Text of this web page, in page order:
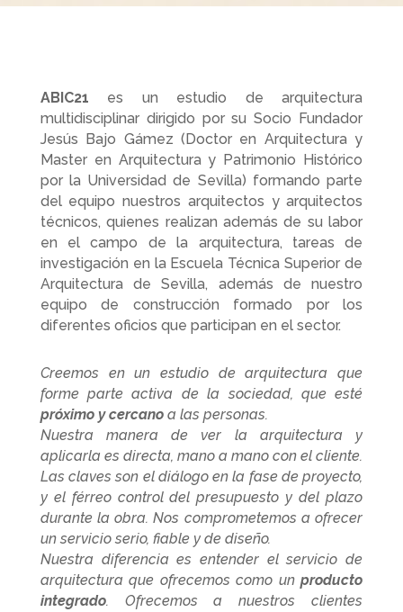
ABIC21 es un estudio de arquitectura
multidisciplinar dirigido por su Socio Fundador
Jesús Bajo Gámez (Doctor en Arquitectura y
Master en Arquitectura y Patrimonio Histórico
por la Universidad de Sevilla) formando parte
del equipo nuestros arquitectos y arquitectos
técnicos, quienes realizan además de su labor
en el campo de la arquitectura, tareas de
investigación en la Escuela Técnica Superior de
Arquitectura de Sevilla, además de nuestro
equipo de construcción formado por los
diferentes oficios que participan en el sector.
Creemos en un estudio de arquitectura que
forme parte activa de la sociedad, que esté
próximo y cercanoa las personas.
Nuestra manera de ver la arquitectura y
aplicarla es directa, mano a mano con el cliente.
Las claves son el diálogo en la fase de proyecto,
y el férreo control del presupuesto y del plazo
durante la obra. Nos comprometemos a ofrecer
un servicio serio, fiable y de diseño.
Nuestra diferencia es entender el servicio de
arquitectura que ofrecemos como unproducto
integrado. Ofrecemos a nuestros clientes